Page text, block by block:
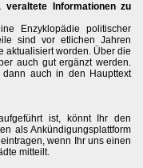
Informationen zu
Enzyklopädie politischer
sind vor etlichen Jahren
aktualisiert worden. Über die
auch gut ergänzt werden.
auch in den Haupttext
ist, könnt Ihr den
als Ankündigungsplattform
wenn Ihr uns einen
mitteilt.